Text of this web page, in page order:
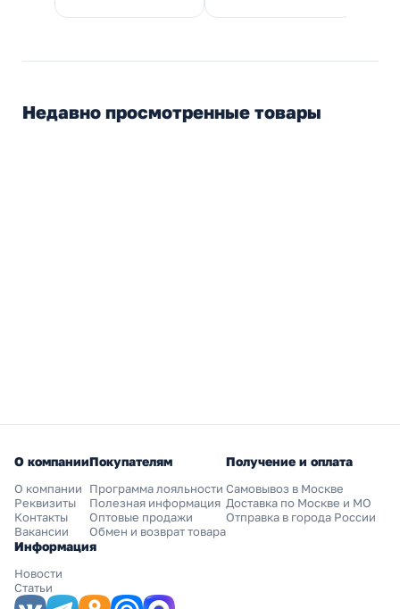
Недавно просмотренные товары
О компании
О компании
Реквизиты
Контакты
Вакансии
Покупателям
Программа лояльности
Полезная информация
Оптовые продажи
Обмен и возврат товара
Получение и оплата
Самовывоз в Москве
Доставка по Москве и МО
Отправка в города России
Информация
Новости
Статьи